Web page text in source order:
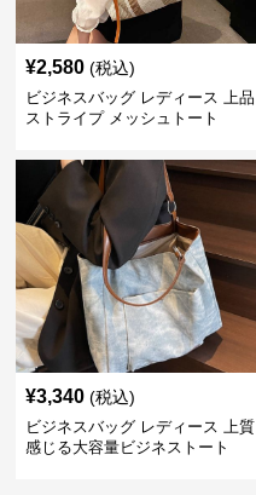
¥2,580 (税込)
ビジネスバッグ レディース 上品
ストライプ メッシュトート
¥3,340 (税込)
ビジネスバッグ レディース 上質
感じる大容量ビジネストート